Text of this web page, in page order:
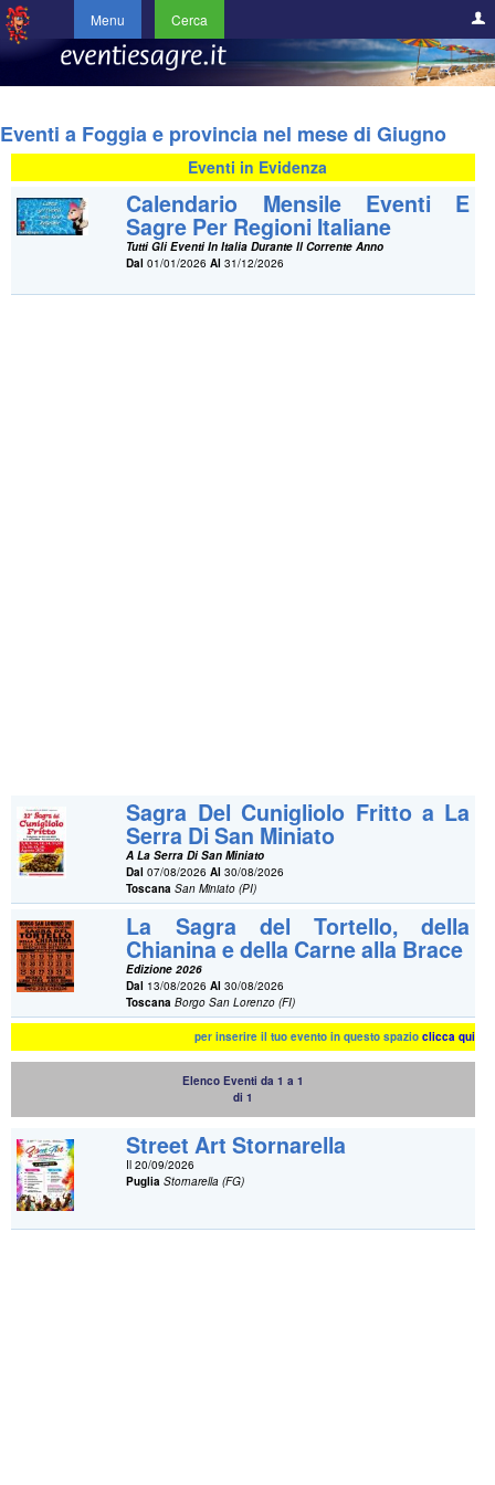
Menu Cerca
Eventi a Foggia e provincia nel mese di Giugno
Eventi in Evidenza
Calendario Mensile Eventi E
Sagre Per Regioni Italiane
Tutti Gli Eventi In Italia Durante Il Corrente Anno
Dal 01/01/2026Al 31/12/2026
Sagra Del Cunigliolo Fritto a La
Serra Di San Miniato
A La Serra Di San Miniato
Dal 07/08/2026Al 30/08/2026
Toscana San Miniato (PI)
La Sagra del Tortello, della
Chianina e della Carne alla Brace
Edizione 2026
Dal 13/08/2026Al 30/08/2026
Toscana Borgo San Lorenzo (FI)
per inserire il tuo evento in questo spazioclicca qui
Elenco Eventi da 1 a 1
di 1
Street Art Stornarella
Il 20/09/2026
Puglia Stornarella (FG)